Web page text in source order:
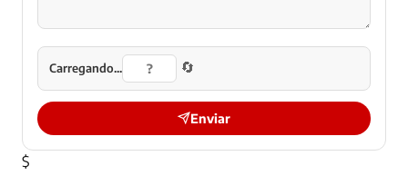
Carregando... 🔄
Enviar
$